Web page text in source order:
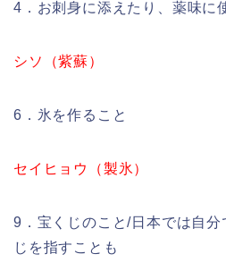
4．お刺身に添えたり、薬味に
シソ（紫蘇）
6．氷を作ること
セイヒョウ（製氷）
9．宝くじのこと/日本では自分
じを指すことも